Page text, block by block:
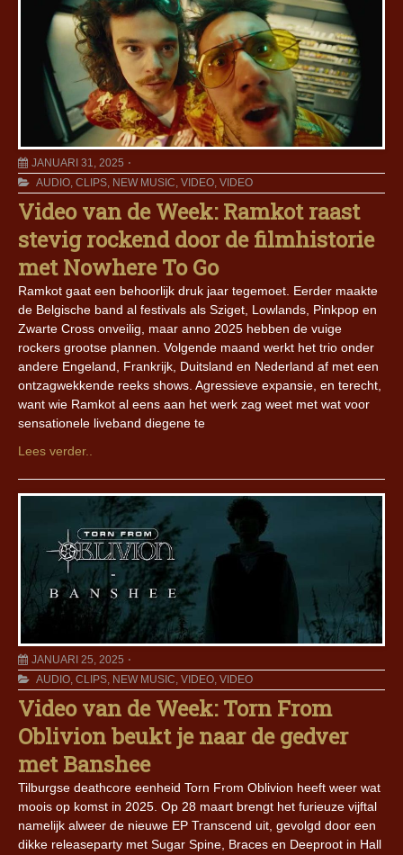
JANUARI 31, 2025
AUDIO, CLIPS, NEW MUSIC, VIDEO, VIDEO
Video van de Week: Ramkot raast
stevig rockend door de filmhistorie
met Nowhere To Go
Ramkot gaat een behoorlijk druk jaar tegemoet. Eerder maakte
de Belgische band al festivals als Sziget, Lowlands, Pinkpop en
Zwarte Cross onveilig, maar anno 2025 hebben de vuige
rockers grootse plannen. Volgende maand werkt het trio onder
andere Engeland, Frankrijk, Duitsland en Nederland af met een
ontzagwekkende reeks shows. Agressieve expansie, en terecht,
want wie Ramkot al eens aan het werk zag weet met wat voor
sensationele liveband diegene te
Lees verder..
JANUARI 25, 2025
AUDIO, CLIPS, NEW MUSIC, VIDEO, VIDEO
Video van de Week: Torn From
Oblivion beukt je naar de gedver
met Banshee
Tilburgse deathcore eenheid Torn From Oblivion heeft weer wat
moois op komst in 2025. Op 28 maart brengt het furieuze vijftal
namelijk alweer de nieuwe EP Transcend uit, gevolgd door een
dikke releaseparty met Sugar Spine, Braces en Deeproot in Hall